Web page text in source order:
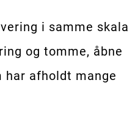
i samme skala
og tomme, åbne
har afholdt mange